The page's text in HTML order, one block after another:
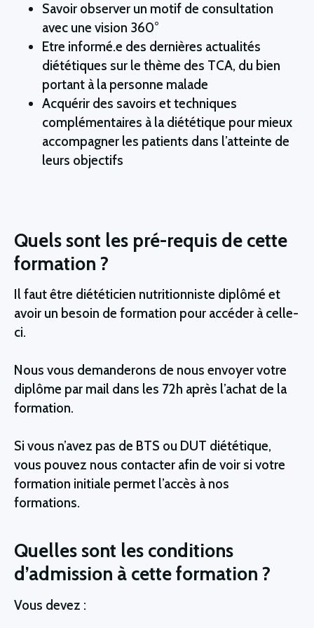
Savoir observer un motif de consultation
avec une vision 360°
Etre informé.e des dernières actualités
diététiques sur le thème des TCA, du bien
portant à la personne malade
Acquérir des savoirs et techniques
complémentaires à la diététique pour mieux
accompagner les patients dans l’atteinte de
leurs objectifs
Quels sont les pré-requis de cette
formation ?
Il faut être diététicien nutritionniste diplômé et
avoir un besoin de formation pour accéder à celle-
ci.
Nous vous demanderons de nous envoyer votre
diplôme par mail dans les 72h après l’achat de la
formation.
Si vous n’avez pas de BTS ou DUT diététique,
vous pouvez nous contacter afin de voir si votre
formation initiale permet l’accès à nos
formations.
Quelles sont les conditions
d’admission à cette formation ?
Vous devez :